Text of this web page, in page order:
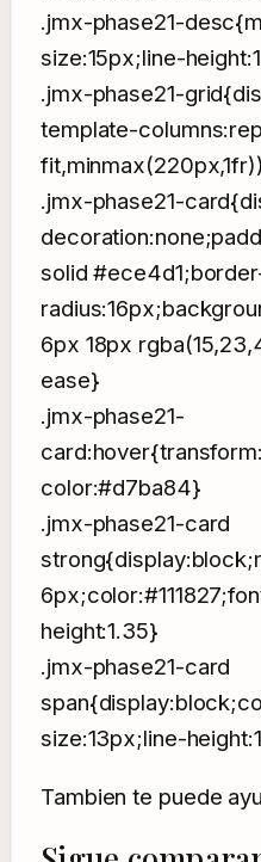
.jmx-phase21-
size:15px;line-
.jmx-phase21-
template-
.jmx-phase21-
solid
6px 18px
ease}
.jmx-phase21-
color:#d7ba84}
.jmx-phase21-card
height:1.35}
.jmx-phase21-card
size:13px;line-
Tambien te puede